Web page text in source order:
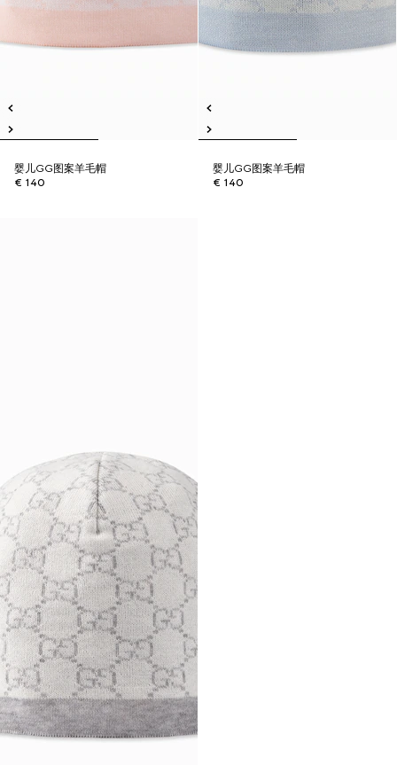
婴儿GG图案羊毛帽
€ 140
婴儿GG图案羊毛帽
€ 140